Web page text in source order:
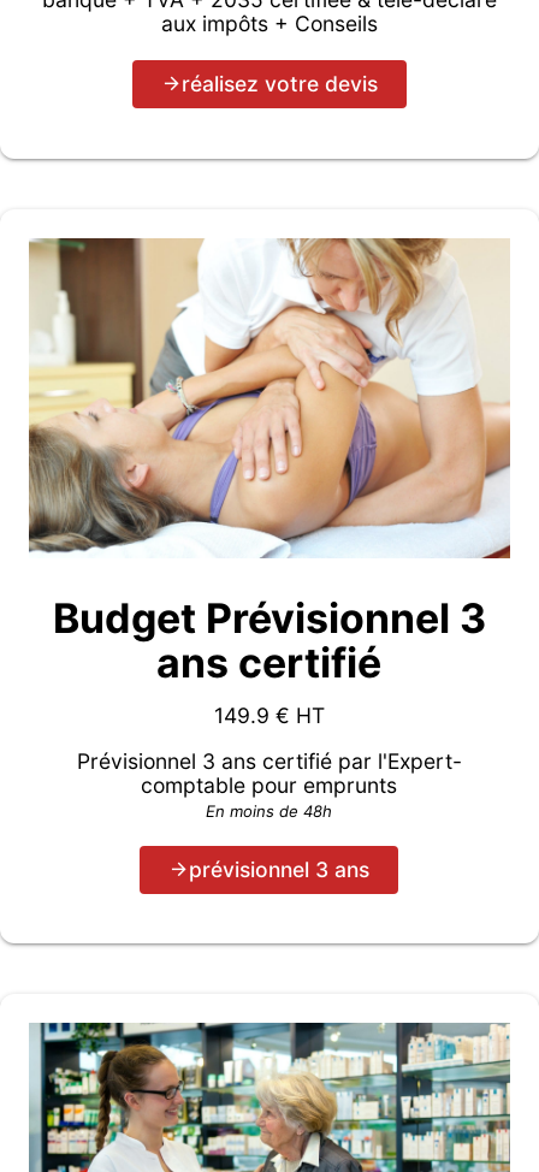
aux impôts + Conseils
réalisez votre devis
Budget Prévisionnel 3
ans certifié
149.9 € HT
Prévisionnel 3 ans certifié par l'Expert-
comptable pour emprunts
En moins de 48h
prévisionnel 3 ans